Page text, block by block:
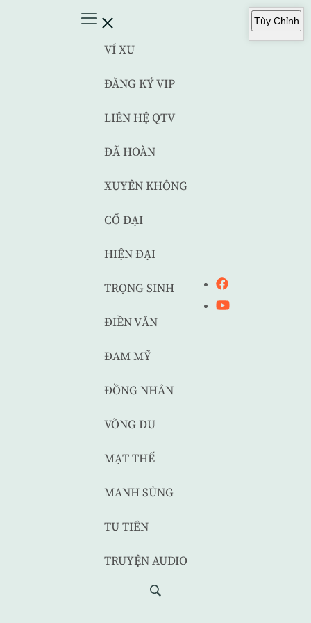
VÍ XU
ĐĂNG KÝ VIP
LIÊN HỆ QTV
ĐÃ HOÀN
XUYÊN KHÔNG
CỔ ĐẠI
HIỆN ĐẠI
TRỌNG SINH
ĐIỀN VĂN
ĐAM MỸ
ĐỒNG NHÂN
VÕNG DU
MẠT THẾ
MANH SỦNG
TU TIÊN
TRUYỆN AUDIO
Tùy Chỉnh